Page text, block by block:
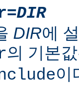
DIR
DIR에
의 기본
이